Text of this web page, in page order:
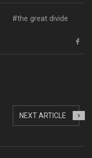
the great divide
NEXT ARTICLE